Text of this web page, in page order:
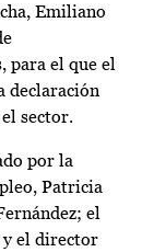
Emiliano
para el que el
declaración
sector.
por la
Patricia
el
y el director